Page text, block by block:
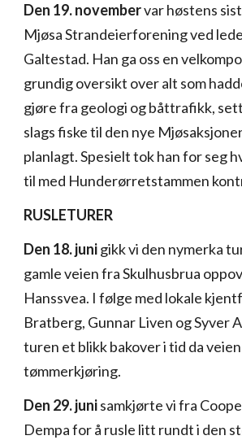
Den 19. novembervar høstens
Mjøsa Strandeierforening ved
Galtestad. Han ga oss en
grundig oversikt over alt som
gjøre fra geologi og båttrafikk,
slags fiske til den nye
planlagt. Spesielt tok han for seg
til med Hunderørretstammen
RUSLETURER
Den 18. junigikk vi den nymerka
gamle veien fra Skulhusbrua
Hanssvea. I følge med lokale
Bratberg, Gunnar Liven og Syver
turen et blikk bakover i tid da
tømmerkjøring.
Den 29. junisamkjørte vi fra
Dempa for å rusle litt rundt i den